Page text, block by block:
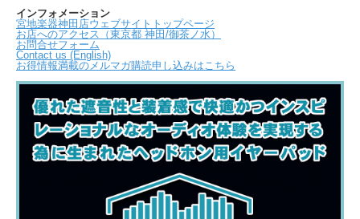
インフォメーション
宮地楽器神田店ウェブサイトトップページ
お店へのアクセス（東京都 神田/御茶ノ水）
お問合せフォーム
Contact us (English)
お得情報満載のメルマガ購読申し込みはこちら